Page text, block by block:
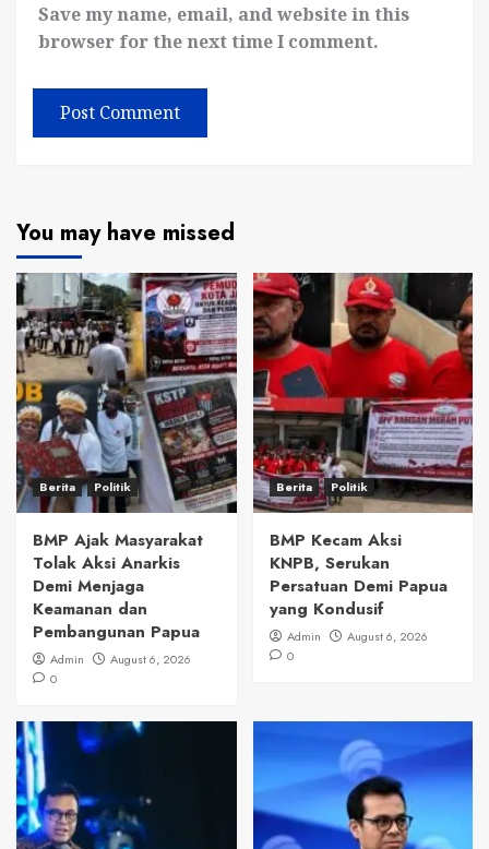
Save my name, email, and website in this
browser for the next time I comment.
You may have missed
Berita Politik
BMP Ajak Masyarakat
Tolak Aksi Anarkis
Demi Menjaga
Keamanan dan
Pembangunan Papua
Admin
August 6, 2026
0
Berita Politik
BMP Kecam Aksi
KNPB, Serukan
Persatuan Demi Papua
yang Kondusif
Admin
August 6, 2026
0